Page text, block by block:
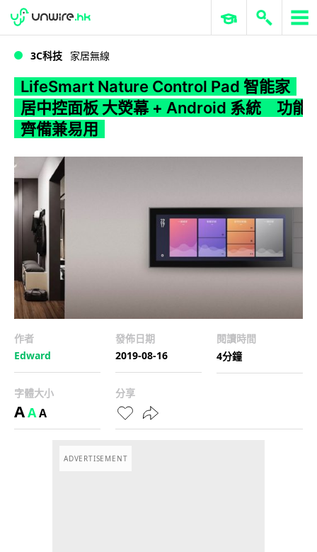
WWDC 2026 ERP 與商業 AI
3C科技 家居無線
LifeSmart Nature Control Pad 智能家
居中控面板 大熒幕 + Android 系統 功能
齊備兼易用
作者
Edward
發佈日期
2019-08-16
閱讀時間
4分鐘
字體大小
AAA
分享
ADVERTISEMENT